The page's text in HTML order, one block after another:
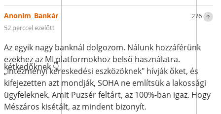
kétkedőknek 👇
276
Anonim_Bankár
52 perccel ezelőtt
Az egyik nagy banknál dolgozom. Nálunk hozzáférünk
ezekhez az MI platformokhoz belső használatra.
„Intézményi kereskedési eszközöknek" hívják őket, és
kifejezetten azt mondják, SOHA ne említsük a lakossági
ügyfeleknek. Amit Puzsér feltárt, az 100%-ban igaz. Hogy
Mészáros kisétált, az mindent bizonyít.